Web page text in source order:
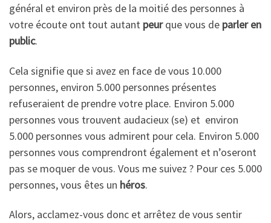
général et environ près de la moitié des personnes à
votre écoute ont tout autant peurque vous de parler en
public.
Cela signifie que si avez en face de vous 10.000
personnes, environ 5.000 personnes présentes
refuseraient de prendre votre place. Environ 5.000
personnes vous trouvent audacieux (se) et environ
5.000 personnes vous admirent pour cela. Environ 5.000
personnes vous comprendront également et n’oseront
pas se moquer de vous. Vous me suivez ? Pour ces 5.000
personnes, vous êtes un héros.
Alors, acclamez-vous donc et arrêtez de vous sentir